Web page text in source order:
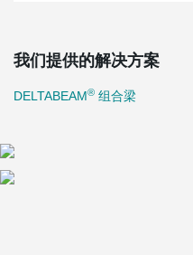
我们提供的解决方案
DELTABEAM® 组合梁